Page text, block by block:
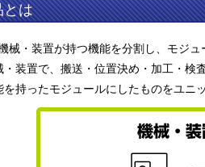
とは
械・装置が持つ機能を分割し、モジュ
装置で、搬送・位置決め・加工・検
持ったモジュールにしたものをユニ